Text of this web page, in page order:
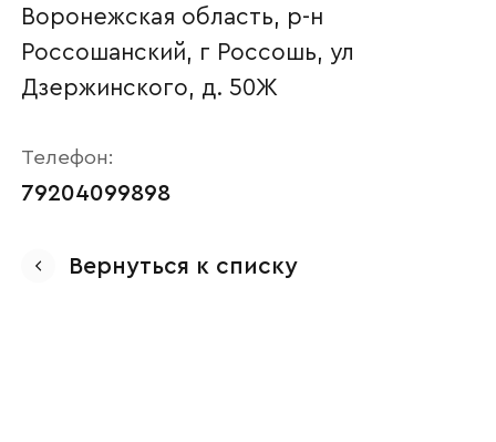
Воронежская область, р-н
Россошанский, г Россошь, ул
Дзержинского, д. 50Ж
Телефон:
79204099898
Вернуться к списку